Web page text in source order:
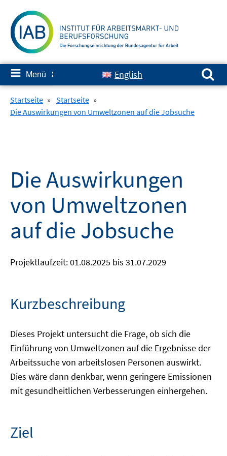
zum
Inhalt
≡ Menü ✘ English
Suchen nach:
Startseite » Startseite »
Die Auswirkungen von Umweltzonen auf die Jobsuche
Die Auswirkungen
von Umweltzonen
auf die Jobsuche
Projektlaufzeit: 01.08.2025 bis 31.07.2029
Kurzbeschreibung
Dieses Projekt untersucht die Frage, ob sich die
Einführung von Umweltzonen auf die Ergebnisse der
Arbeitssuche von arbeitslosen Personen auswirkt.
Dies wäre dann denkbar, wenn geringere Emissionen
mit gesundheitlichen Verbesserungen einhergehen.
Ziel